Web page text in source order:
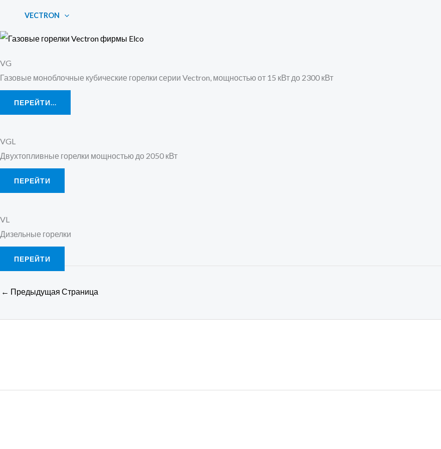
содержимому
VECTRON
VG
Газовые моноблочные кубические горелки серии Vectron, мощностью от 15 кВт до 2300 кВт
ПЕРЕЙТИ...
VGL
Двухтопливные горелки мощностью до 2050 кВт
ПЕРЕЙТИ
VL
Дизельные горелки
ПЕРЕЙТИ
← Предыдущая Страница